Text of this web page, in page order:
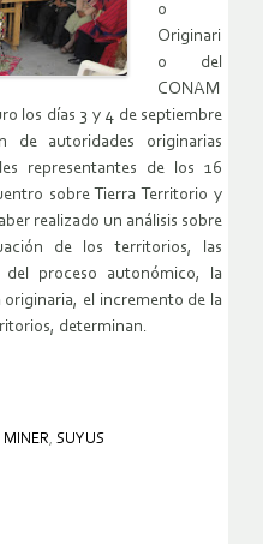
o
Originari
o del
CONAM
los días 3 y 4 de septiembre
de autoridades originarias
representantes de los 16
sobre Tierra Territorio y
realizado un análisis sobre
de los territorios, las
proceso autonómico, la
el incremento de la
determinan.
MINER, SUYUS